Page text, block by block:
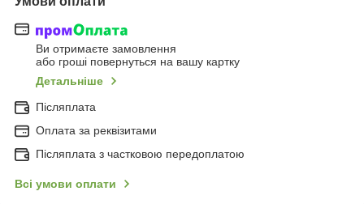
Ви отримаєте замовлення
або гроші повернуться на вашу картку
Детальніше
Післяплата
Оплата за реквізитами
Післяплата з частковою передоплатою
Всі умови оплати